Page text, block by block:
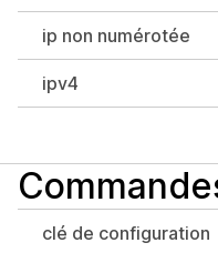
ip non numérotée
ipv4
clé de configuration